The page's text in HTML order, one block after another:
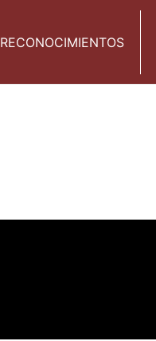
RECONOCIMIENTOS